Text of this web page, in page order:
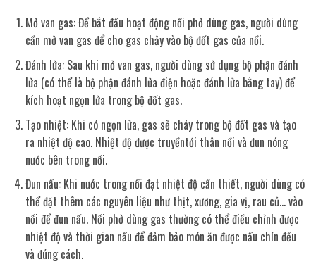
Mở van gas: Để bắt đầu hoạt động nồi phở dùng gas, người dùng
cần mở van gas để cho gas chảy vào bộ đốt gas của nồi.
Đánh lửa: Sau khi mở van gas, người dùng sử dụng bộ phận đánh
lửa (có thể là bộ phận đánh lửa điện hoặc đánh lửa bằng tay) để
kích hoạt ngọn lửa trong bộ đốt gas.
Tạo nhiệt: Khi có ngọn lửa, gas sẽ cháy trong bộ đốt gas và tạo
ra nhiệt độ cao. Nhiệt độ được truyềntới thân nồi và đun nóng
nước bên trong nồi.
Đun nấu: Khi nước trong nồi đạt nhiệt độ cần thiết, người dùng có
thể đặt thêm các nguyên liệu như thịt, xương, gia vị, rau củ… vào
nồi để đun nấu. Nồi phở dùng gas thường có thể điều chỉnh được
nhiệt độ và thời gian nấu để đảm bảo món ăn được nấu chín đều
và đúng cách.